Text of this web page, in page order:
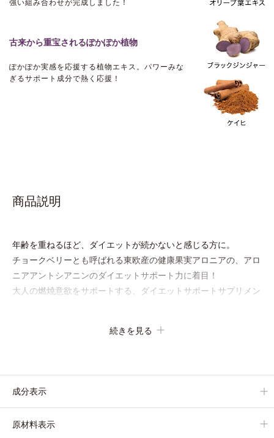
古来から重宝されるぽかぽか植物
ぽかぽか実感を応援する植物エキス。 パワーみな
ぎるサポート成分で熱く応援！
商品説明
年齢を重ねるほど、ダイエットが続かないと感じる方に。
チョークベリーとも呼ばれる東欧産の健康果実アロニアの、アロ
ニアアントシアニンのダイエットサポート力に着目！
大人の燃焼意欲をサポートする、ダイエットサポートサプリメン
わり、その特有成分を抽出。安定して一定量配合できるよう、規
トする成分として、研究チームが400種以上の植物エキスを試し
て重宝されてきたブラックジンジャー、ケイヒも配合しました。
続きを見る
成分表示
原材料表示